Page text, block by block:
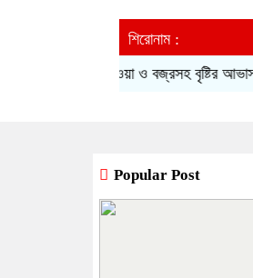
শিরোনাম :
ঝড়ো হাওয়া ও বজ্রসহ বৃষ্টির আভাস
Popular Post